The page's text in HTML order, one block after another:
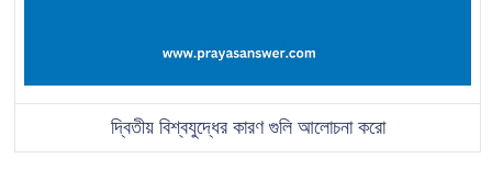
দ্বিতীয় বিশ্বযুদ্ধের কারণ গুলি আলোচনা করো